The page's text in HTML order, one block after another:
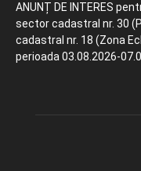
ANUNȚ DE INTERES
sector cadastral nr. 30
cadastral nr. 18 (Zona
perioada 03.08.2026-